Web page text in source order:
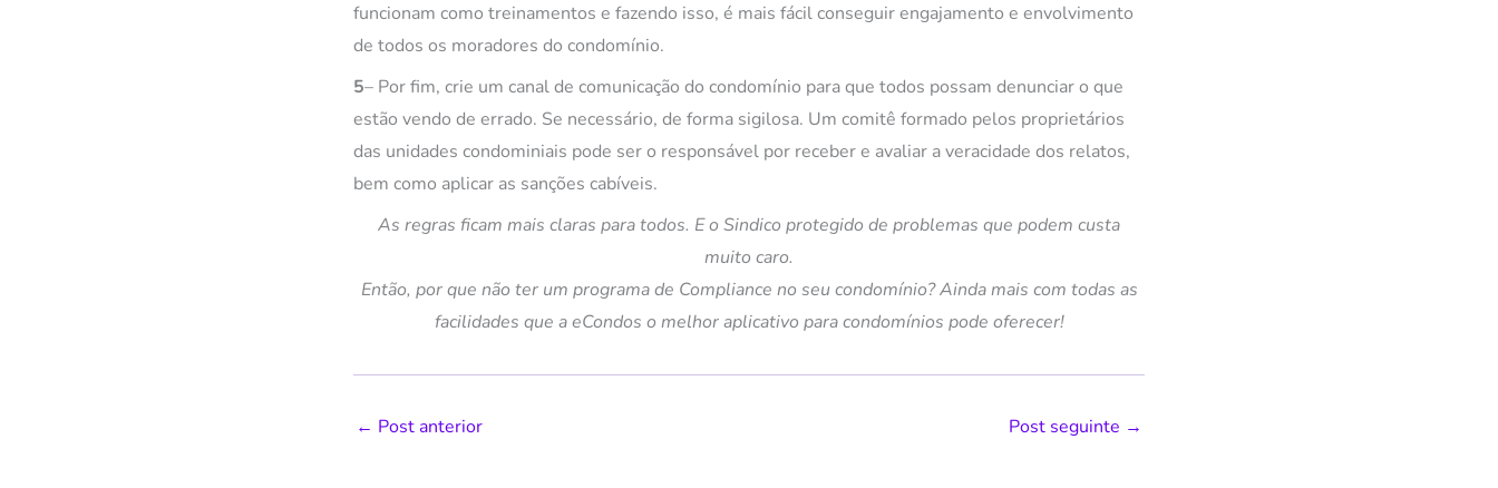
funcionam como treinamentos e fazendo isso, é mais fácil conseguir engajamento e envolvimento
de todos os moradores do condomínio.
5– Por fim, crie um canal de comunicação do condomínio para que todos possam denunciar o que
estão vendo de errado. Se necessário, de forma sigilosa. Um comitê formado pelos proprietários
das unidades condominiais pode ser o responsável por receber e avaliar a veracidade dos relatos,
bem como aplicar as sanções cabíveis.
As regras ficam mais claras para todos. E o Sindico protegido de problemas que podem custa
muito caro.
Então, por que não ter um programa de Compliance no seu condomínio? Ainda mais com todas as
facilidades que a eCondos o melhor aplicativo para condomínios pode oferecer!
← Post anterior Post seguinte →